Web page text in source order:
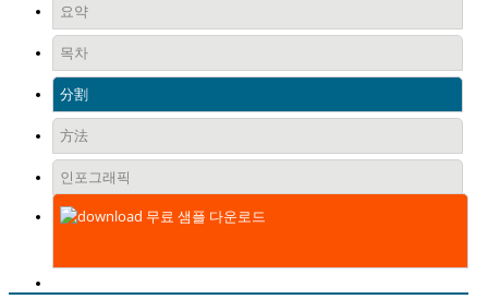
요약
목차
分割
方法
인포그래픽
무료 샘플 다운로드